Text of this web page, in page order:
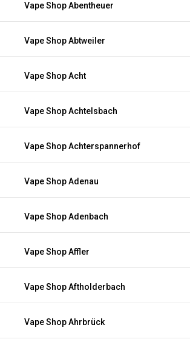
Vape Shop Abentheuer
Vape Shop Abtweiler
Vape Shop Acht
Vape Shop Achtelsbach
Vape Shop Achterspannerhof
Vape Shop Adenau
Vape Shop Adenbach
Vape Shop Affler
Vape Shop Aftholderbach
Vape Shop Ahrbrück